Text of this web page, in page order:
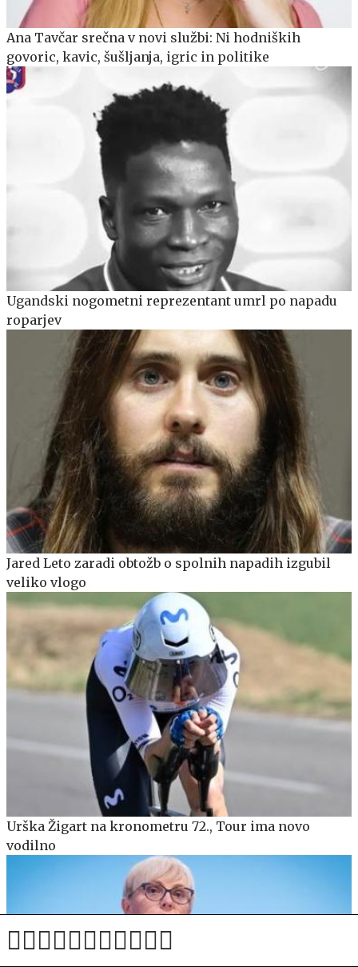
Ana Tavčar srečna v novi službi: Ni hodniških
govoric, kavic, šušljanja, igric in politike
Ugandski nogometni reprezentant umrl po napadu
roparjev
Jared Leto zaradi obtožb o spolnih napadih izgubil
veliko vlogo
Urška Žigart na kronometru 72., Tour ima novo
vodilno